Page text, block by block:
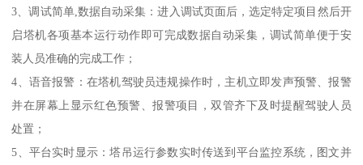
3、调试简单,数据自动采集：进入调试页面后，选定特定项目然后开
启塔机各项基本运行动作即可完成数据自动采集，调试简单便于安
装人员准确的完成工作；
4、语音报警：在塔机驾驶员违规操作时，主机立即发声预警、报警
并在屏幕上显示红色预警、报警项目，双管齐下及时提醒驾驶人员
处置；
5、平台实时显示：塔吊运行参数实时传送到平台监控系统，图文并